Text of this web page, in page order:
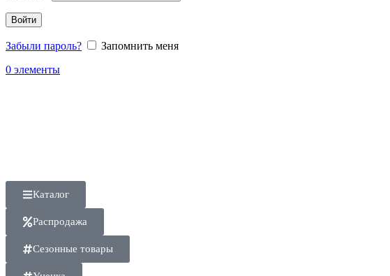
Войти
Забыли пароль?
Запомнить меня
0 элементы
Каталог
Распродажа
Сезонные товары